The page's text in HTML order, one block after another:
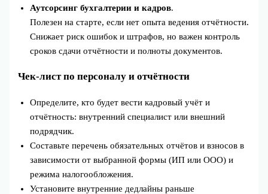
Аутсорсинг бухгалтерии и кадров.
Полезен на старте, если нет опыта ведения отчётности.
Снижает риск ошибок и штрафов, но важен контроль
сроков сдачи отчётности и полноты документов.
Чек-лист по персоналу и отчётности
Определите, кто будет вести кадровый учёт и
отчётность: внутренний специалист или внешний
подрядчик.
Составьте перечень обязательных отчётов и взносов в
зависимости от выбранной формы (ИП или ООО) и
режима налогообложения.
Установите внутренние дедлайны раньше